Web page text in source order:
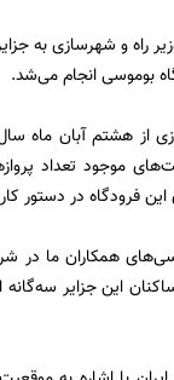
راه و شهرسازی به
بوموسی انجام می‌شد.
از هشتم آبان ماه
موجود تعداد
فرودگاه‌ در دستور
همکاران ما در
این جزایر